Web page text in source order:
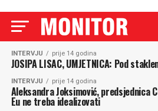
INTERVJU prije 14 godina
JOSIPA LISAC, UMJETNICA: Pod
INTERVJU prije 14 godina
Aleksandra Joksimović, predsjednica
Eu ne treba idealizovati